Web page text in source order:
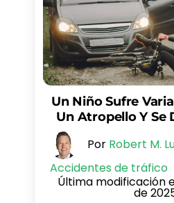
Un Niño Sufre
Un Atropello Y Se
Por Robert M.
Accidentes de tráfico
Última modificación
de